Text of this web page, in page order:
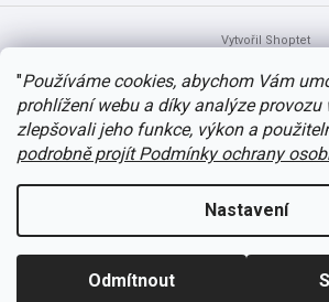
"Používáme cookies, abychom Vám
prohlížení webu a díky analýze provozu
zlepšovali jeho funkce, výkon a
podrobně projít Podmínky ochrany
Nastavení
Odmítnout
Vytvořil Shoptet
Copyright 2026itvlaky.cz. Všechna práva
cookies